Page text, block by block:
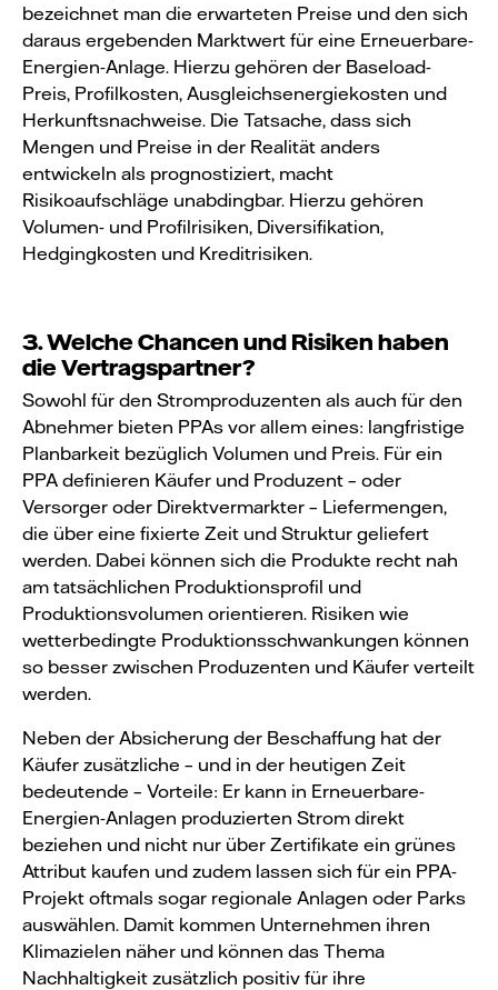
bezeichnet man die erwarteten Preise und den sich
daraus ergebenden Marktwert für eine Erneuerbare-
Energien-Anlage. Hierzu gehören der Baseload-
Preis, Profilkosten, Ausgleichsenergiekosten und
Herkunftsnachweise. Die Tatsache, dass sich
Mengen und Preise in der Realität anders
entwickeln als prognostiziert, macht
Risikoaufschläge unabdingbar. Hierzu gehören
Volumen- und Profilrisiken, Diversifikation,
Hedgingkosten und Kreditrisiken.
3. Welche Chancen und Risiken haben
die Vertragspartner?
Sowohl für den Stromproduzenten als auch für den
Abnehmer bieten PPAs vor allem eines: langfristige
Planbarkeit bezüglich Volumen und Preis. Für ein
PPA definieren Käufer und Produzent – oder
Versorger oder Direktvermarkter – Liefermengen,
die über eine fixierte Zeit und Struktur geliefert
werden. Dabei können sich die Produkte recht nah
am tatsächlichen Produktionsprofil und
Produktionsvolumen orientieren. Risiken wie
wetterbedingte Produktionsschwankungen können
so besser zwischen Produzenten und Käufer verteilt
werden.
Neben der Absicherung der Beschaffung hat der
Käufer zusätzliche – und in der heutigen Zeit
bedeutende – Vorteile: Er kann in Erneuerbare-
Energien-Anlagen produzierten Strom direkt
beziehen und nicht nur über Zertifikate ein grünes
Attribut kaufen und zudem lassen sich für ein PPA-
Projekt oftmals sogar regionale Anlagen oder Parks
auswählen. Damit kommen Unternehmen ihren
Klimazielen näher und können das Thema
Nachhaltigkeit zusätzlich positiv für ihre